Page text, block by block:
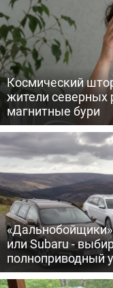
Космический
жители
магнитные бури
«Дальнобойщики»
или Subaru -
полноприводный